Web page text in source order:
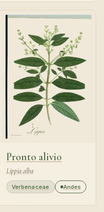
Pronto alivio
Lippia alba
Verbenaceae Andes